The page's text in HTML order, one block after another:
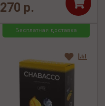
270 р.
Бесплатная доставка